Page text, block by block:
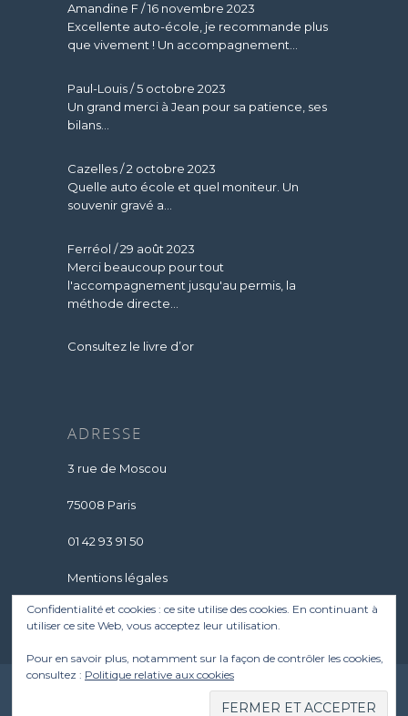
Amandine F/16 novembre 2023
Excellente auto-école, je recommande plus
que vivement ! Un accompagnement...
Paul-Louis/5 octobre 2023
Un grand merci à Jean pour sa patience, ses
bilans...
Cazelles/2 octobre 2023
Quelle auto école et quel moniteur. Un
souvenir gravé a...
Ferréol /29 août 2023
Merci beaucoup pour tout
l'accompagnement jusqu'au permis, la
méthode directe...
Consultez le livre d’or
ADRESSE
3 rue de Moscou
75008 Paris
01 42 93 91 50
Mentions légales
N° Agrément : E.22.075.0024.0
Confidentialité et cookies : ce site utilise des cookies. En continuant à
utiliser ce site Web, vous acceptez leur utilisation.
Pour en savoir plus, notamment sur la façon de contrôler les cookies,
consultez : Politique relative aux cookies